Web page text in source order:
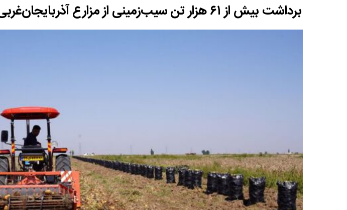
برداشت بیش از ۶۱ هزار تن سیب‌زمینی از مزارع آذربایجان‌غربی